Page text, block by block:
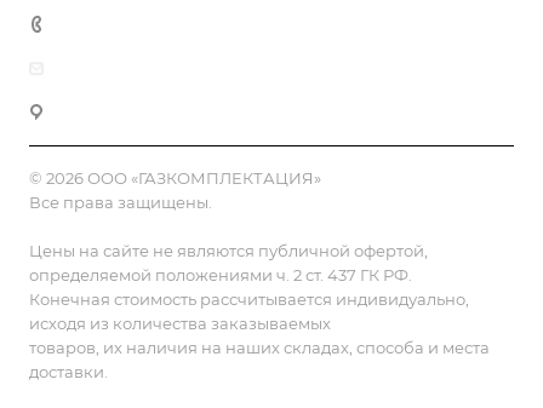
© 2026 ООО «ГАЗКОМПЛЕКТАЦИЯ»
Все права защищены.
Цены на сайте не являются публичной офертой,
определяемой положениями ч. 2 ст. 437 ГК РФ.
Конечная стоимость рассчитывается индивидуально,
исходя из количества заказываемых
товаров, их наличия на наших складах, способа и места
доставки.